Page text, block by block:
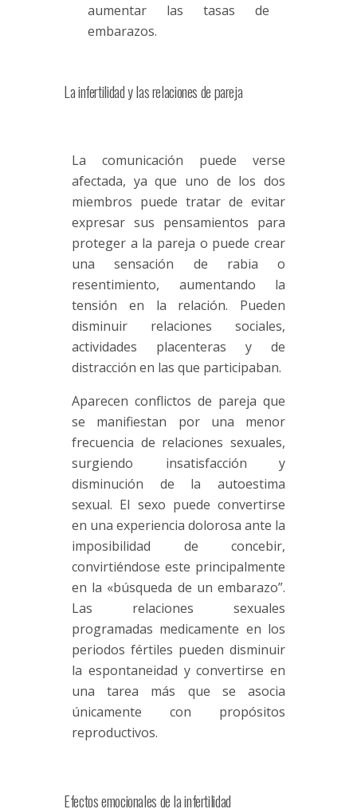
aumentar las tasas de
embarazos.
La infertilidad y las relaciones de pareja
La comunicación puede verse
afectada, ya que uno de los dos
miembros puede tratar de evitar
expresar sus pensamientos para
proteger a la pareja o puede crear
una sensación de rabia o
resentimiento, aumentando la
tensión en la relación. Pueden
disminuir relaciones sociales,
actividades placenteras y de
distracción en las que participaban.
Aparecen conflictos de pareja que
se manifiestan por una menor
frecuencia de relaciones sexuales,
surgiendo insatisfacción y
disminución de la autoestima
sexual. El sexo puede convertirse
en una experiencia dolorosa ante la
imposibilidad de concebir,
convirtiéndose este principalmente
en la «búsqueda de un embarazo”.
Las relaciones sexuales
programadas medicamente en los
periodos fértiles pueden disminuir
la espontaneidad y convertirse en
una tarea más que se asocia
únicamente con propósitos
reproductivos.
Efectos emocionales de la infertilidad